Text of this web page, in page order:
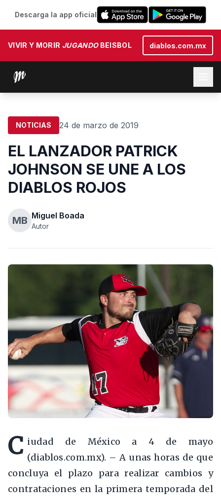
Descarga la app oficial
VIVIR Y MORIR JUGANDOBEISBOL diablos.com.mx
NOTICIAS 24 de marzo de 2019
EL LANZADOR PATRICK
JOHNSON SE UNE A LOS
DIABLOS ROJOS
MB Miguel Boada
Autor
C iudad de México a 4 de mayo
(diablos.com.mx). – A unas horas de que
concluya el plazo para realizar cambios y
contrataciones en la primera temporada del